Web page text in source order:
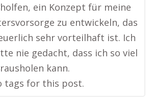
ein Konzept für meine
zu entwickeln, das
sehr vorteilhaft ist. Ich
nie gedacht, dass ich so viel
kann.
tags for this post.